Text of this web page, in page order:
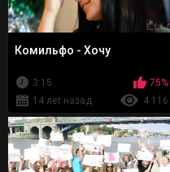
Комильфо - Хочу
3:15
75%
14 лет назад
4 116